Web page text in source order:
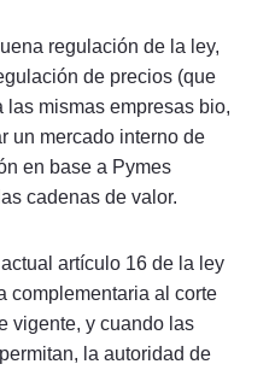
regulación de la ley,
de precios (que
mismas empresas bio,
un mercado interno de
en base a Pymes
cadenas de valor.
artículo 16 de la ley
complementaria al corte
vigente, y cuando las
la autoridad de